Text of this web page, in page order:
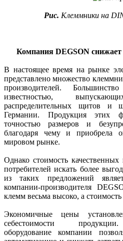
Рис. Клеммники на
Компания DEGSON
В настоящее время на рынке
представлено множество
производителей.
известностью,
распределительных щитов и
Германии. Продукция этих
точностью размеров и
благодаря чему и приобрела
мировом рынке.
Однако стоимость качественных
потребителей искать более
из таких предложений
компании-производителя
клемм весьма высоко, а
Экономичные цены
себестоимости
оборудование компании